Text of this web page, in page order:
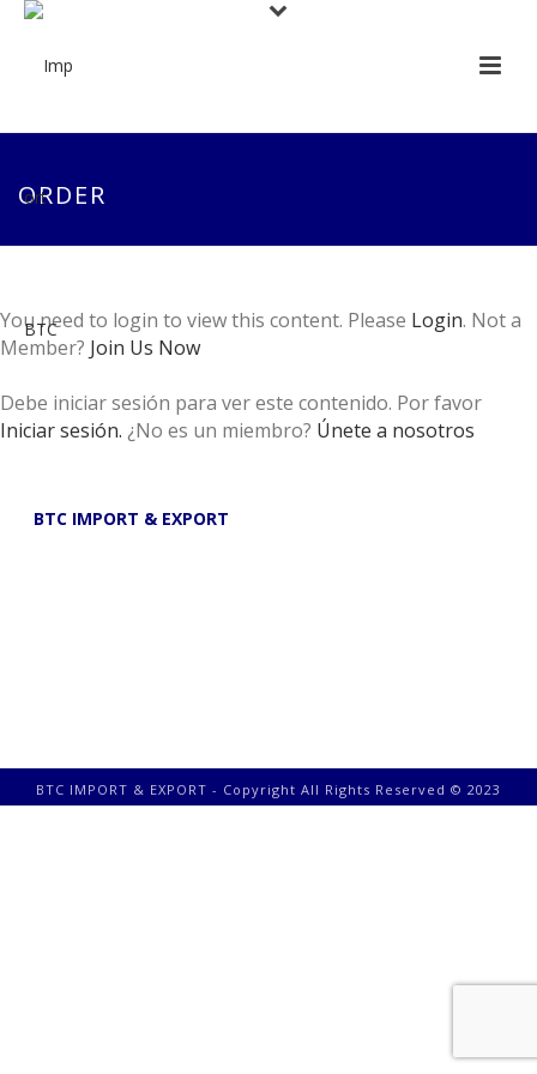
ORDER
You need to login to view this content. Please Login. Not a
Member? Join Us Now
Debe iniciar sesión para ver este contenido. Por favor
Iniciar sesión. ¿No es un miembro? Únete a nosotros
BTC IMPORT & EXPORT
BTC IMPORT & EXPORT - Copyright All Rights Reserved © 2023